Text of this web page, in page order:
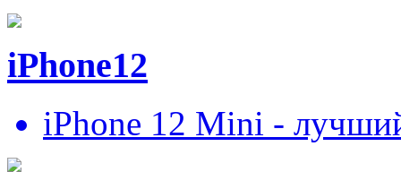
iPhone12
iPhone 12 Mini -